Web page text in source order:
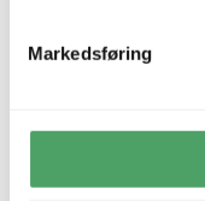
Markedsføring